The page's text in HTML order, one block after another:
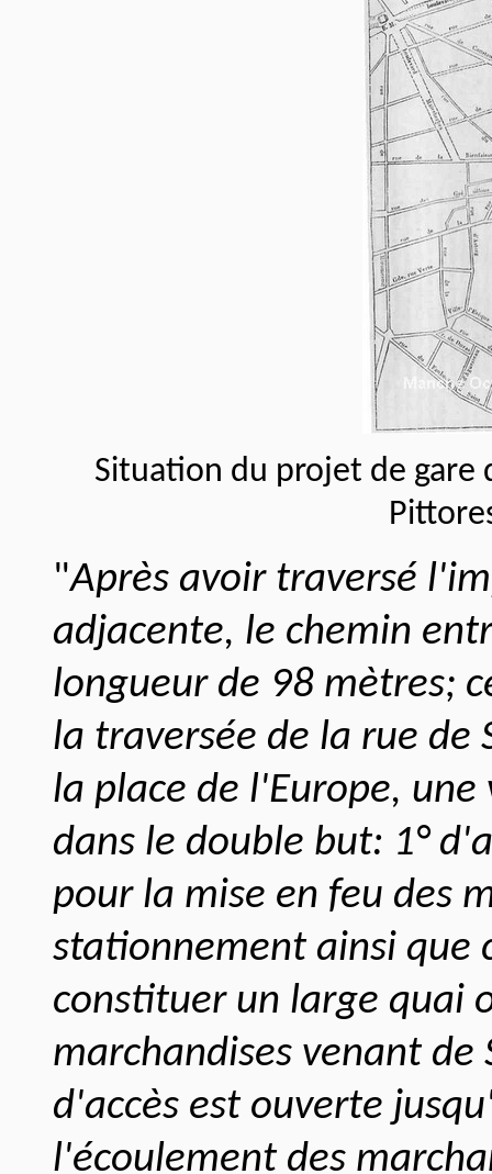
Situation du projet de gare
"Après avoir traversé
adjacente, le chemin
longueur de 98 mètres;
la traversée de la rue de
la place de l'Europe,
dans le double but: 1°
pour la mise en feu des
stationnement ainsi que
constituer un large quai
marchandises venant
d'accès est ouverte
l'écoulement des